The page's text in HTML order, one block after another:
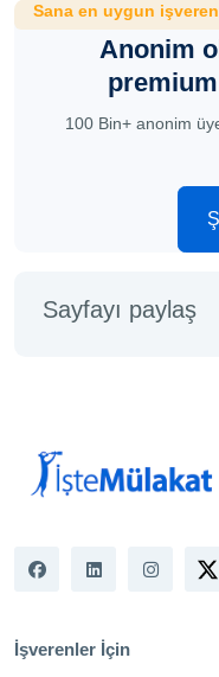
Sana en uygun
Anonim
100 Bin+ anonim
Sayfayı paylaş
İşverenler İçin